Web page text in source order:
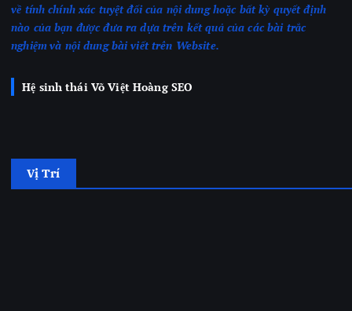
về tính chính xác tuyệt đối của nội dung hoặc bất kỳ quyết định
nào của bạn được đưa ra dựa trên kết quả của các bài trắc
nghiệmvà nội dung bài viết trên Website.
Hệ sinh thái Võ Việt Hoàng SEO
Vị Trí